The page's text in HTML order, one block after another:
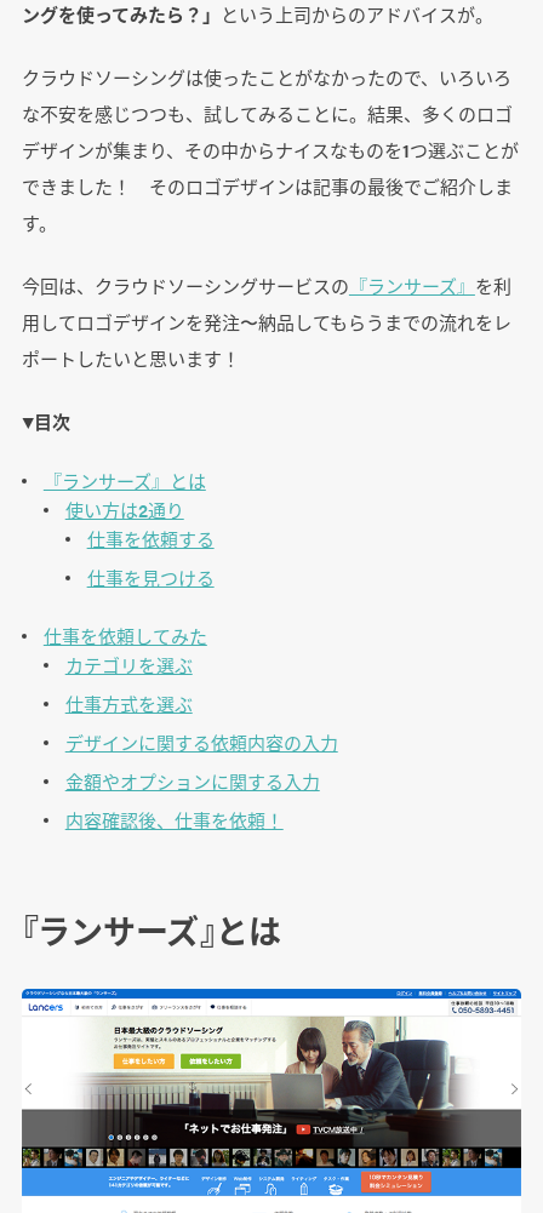
ングを使ってみたら？」 という上司からのアドバイスが。
クラウドソーシングは使ったことがなかったので、いろいろ
な不安を感じつつも、試してみることに。結果、多くのロゴ
デザインが集まり、その中からナイスなものを1つ選ぶことが
できました！ そのロゴデザインは記事の最後でご紹介しま
す。
今回は、クラウドソーシングサービスの 『ランサーズ』 を利
用してロゴデザインを発注〜納品してもらうまでの流れをレ
ポートしたいと思います！
▼目次
『ランサーズ』とは
使い方は2通り
仕事を依頼する
仕事を見つける
仕事を依頼してみた
カテゴリを選ぶ
仕事方式を選ぶ
デザインに関する依頼内容の入力
金額やオプションに関する入力
内容確認後、仕事を依頼！
『ランサーズ』とは